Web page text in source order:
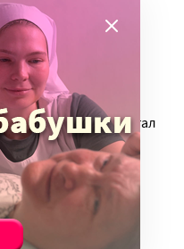
тоже начала
в этом году. Идея
когда
заметили, что их
дедушка, перестал
с
что этот человек
из дома. Тогда в
продукты пожилым